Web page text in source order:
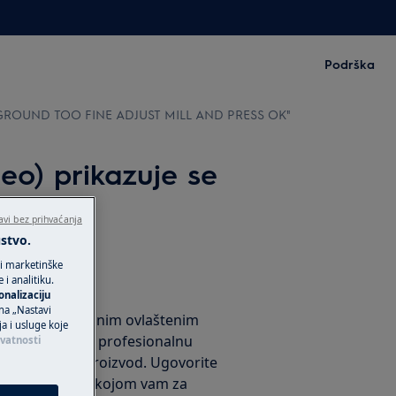
Podrška
TOO FINE ADJUST MILL AND PRESS OK"
prikazuje se
OK"
našim iskusnim ovlaštenim
najbolju profesionalnu
i AEG proizvod. Ugovorite
popravka“ kojom vam za
marketinške
i analitiku.
„Nastavi
i usluge koje
bez prihvaćanja